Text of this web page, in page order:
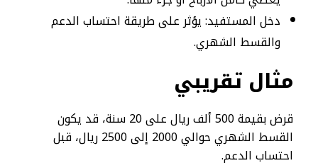
دخل المستفيد: يؤثر على طريقة احتساب الدعم
والقسط الشهري.
مثال تقريبي
قرض بقيمة 500 ألف ريال على 20 سنة، قد يكون
القسط الشهري حوالي 2000 إلى 2500 ريال، قبل
احتساب الدعم.